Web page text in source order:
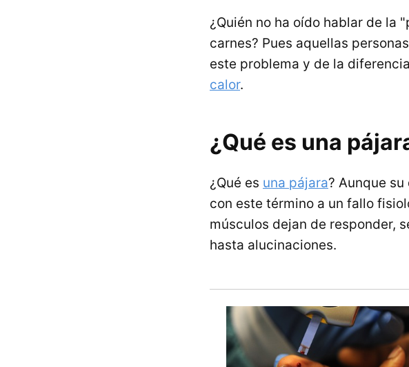
¿Quién no ha oído hablar de la
carnes? Pues aquellas
este problema y de la
calor.
¿Qué es una
¿Qué es una pájara? Aunque
con este término a un fallo
músculos dejan de responder,
hasta alucinaciones.